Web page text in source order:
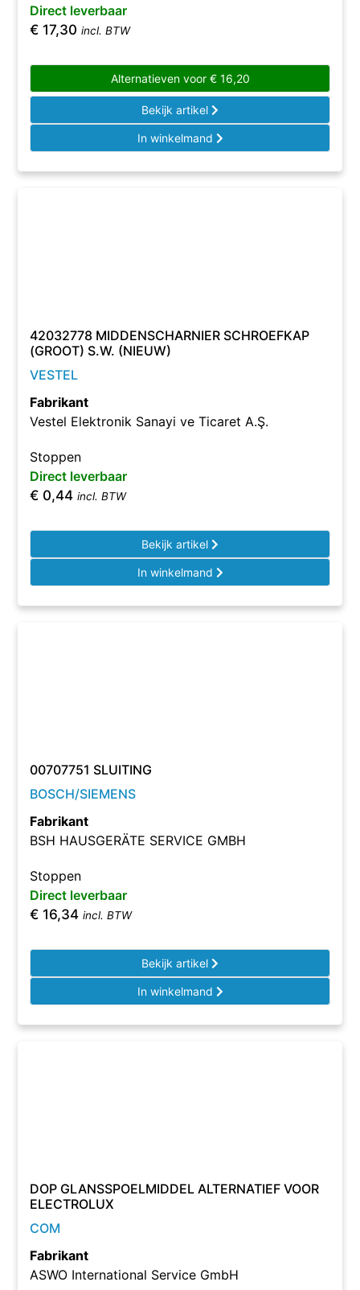
Direct leverbaar
€ 17,30 incl. BTW
Alternatieven voor €16,20
Bekijk artikel
In winkelmand
42032778 MIDDENSCHARNIER SCHROEFKAP
(GROOT) S.W. (NIEUW)
VESTEL
Fabrikant
Vestel Elektronik Sanayi ve Ticaret A.Ş.
Stoppen
Direct leverbaar
€ 0,44 incl. BTW
Bekijk artikel
In winkelmand
00707751 SLUITING
BOSCH/SIEMENS
Fabrikant
BSH HAUSGERÄTE SERVICE GMBH
Stoppen
Direct leverbaar
€ 16,34 incl. BTW
Bekijk artikel
In winkelmand
DOP GLANSSPOELMIDDEL ALTERNATIEF VOOR
ELECTROLUX
COM
Fabrikant
ASWO International Service GmbH